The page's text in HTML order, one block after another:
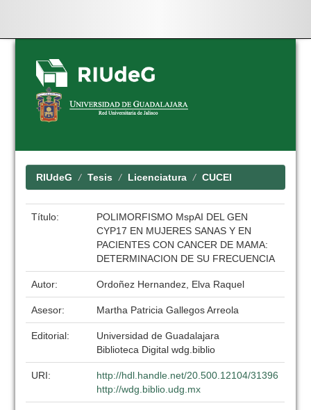
Skip
navigation
RIUdeG Tesis Licenciatura CUCEI
Título:
POLIMORFISMO MspAI DEL GEN
CYP17 EN MUJERES SANAS Y EN
PACIENTES CON CANCER DE MAMA:
DETERMINACION DE SU FRECUENCIA
Autor: Ordoñez Hernandez, Elva Raquel
Asesor: Martha Patricia Gallegos Arreola
Editorial:
Universidad de Guadalajara
Biblioteca Digital wdg.biblio
URI:
http://hdl.handle.net/20.500.12104/31396
http://wdg.biblio.udg.mx